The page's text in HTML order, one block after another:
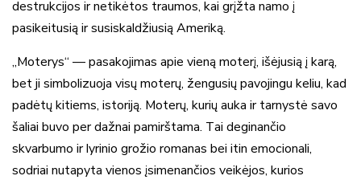
destrukcijos ir netikėtos traumos, kai grįžta namo į
pasikeitusią ir susiskaldžiusią Ameriką.
„Moterys“ — pasakojimas apie vieną moterį, išėjusią į karą,
bet ji simbolizuoja visų moterų, žengusių pavojingu keliu, kad
padėtų kitiems, istoriją. Moterų, kurių auka ir tarnystė savo
šaliai buvo per dažnai pamirštama. Tai deginančio
skvarbumo ir lyrinio grožio romanas bei itin emocionali,
sodriai nutapyta vienos įsimenančios veikėjos, kurios